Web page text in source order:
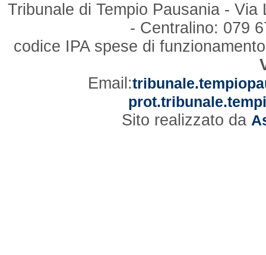
Tribunale di Tempio Pausania -
- Centralino: 079
codice IPA spese di
Email:
Sito realizzato da